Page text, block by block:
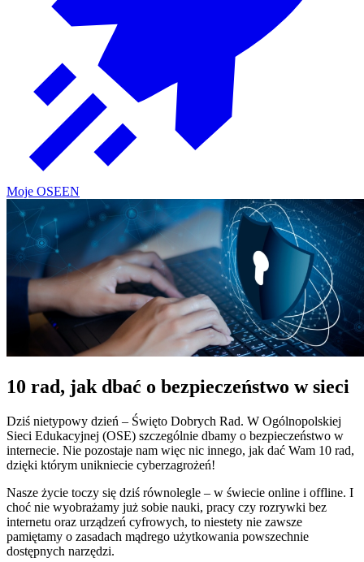
Moje OSEEN
10 rad, jak dbać o bezpieczeństwo w sieci
Dziś nietypowy dzień – Święto Dobrych Rad. W Ogólnopolskiej
Sieci Edukacyjnej (OSE) szczególnie dbamy o bezpieczeństwo w
internecie. Nie pozostaje nam więc nic innego, jak dać Wam 10 rad,
dzięki którym unikniecie cyberzagrożeń!
Nasze życie toczy się dziś równolegle – w świecie online i offline. I
choć nie wyobrażamy już sobie nauki, pracy czy rozrywki bez
internetu oraz urządzeń cyfrowych, to niestety nie zawsze
pamiętamy o zasadach mądrego użytkowania powszechnie
dostępnych narzędzi.